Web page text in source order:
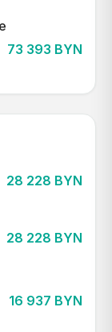
73 393 BYN
28 228 BYN
28 228 BYN
16 937 BYN